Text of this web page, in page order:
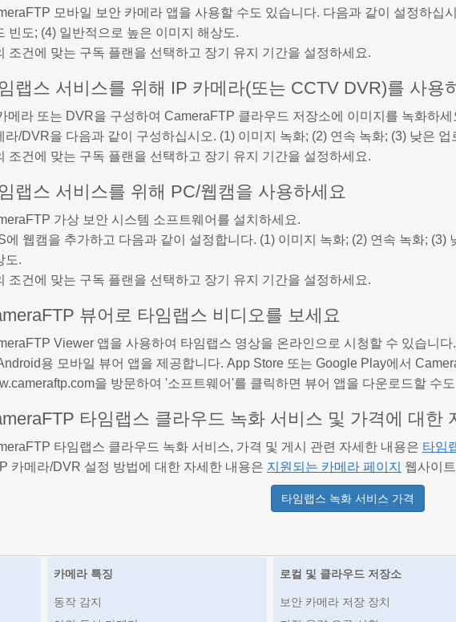
모바일 보안 카메라 앱을 사용할 수도 있습니다. 다음과 같이 설정하십
빈도; (4) 일반적으로 높은 이미지 해상도.
조건에 맞는 구독 플랜을 선택하고 장기 유지 기간을 설정하세요.
랩스 서비스를 위해 IP 카메라(또는 CCTV DVR)를 사용
메라 또는 DVR을 구성하여 CameraFTP 클라우드 저장소에 이미지를 녹화하세
라/DVR을 다음과 같이 구성하십시오. (1) 이미지 녹화; (2) 연속 녹화; (3) 낮은
조건에 맞는 구독 플랜을 선택하고 장기 유지 기간을 설정하세요.
랩스 서비스를 위해 PC/웹캠을 사용하세요
가상 보안 시스템 소프트웨어를 설치하세요.
에 웹캠을 추가하고 다음과 같이 설정합니다. (1) 이미지 녹화; (2) 연속 녹화; (3)
도.
조건에 맞는 구독 플랜을 선택하고 장기 유지 기간을 설정하세요.
뷰어로 타임랩스 비디오를 보세요
Viewer 앱을 사용하여 타임랩스 영상을 온라인으로 시청할 수 있습니
용 모바일 뷰어 앱을 제공합니다. App Store 또는 Google Play에서
을 방문하여 '소프트웨어'를 클릭하면 뷰어 앱을 다운로드할 수
타임랩스 클라우드 녹화 서비스 및 가격에 대한
타임랩스 클라우드 녹화 서비스, 가격 및 게시 관련 자세한 내용은 타임
카메라/DVR 설정 방법에 대한 자세한 내용은 지원되는 카메라 페이지 웹사이
타임랩스 녹화 서비스 가격
카메라 특징
동작 감지
로컬 및 클라우드 저장소
보안 카메라 저장 장치